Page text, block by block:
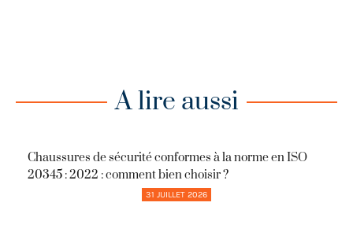
A lire aussi
Chaussures de sécurité conformes à la norme en ISO
20345 : 2022 : comment bien choisir ?
31 JUILLET 2026